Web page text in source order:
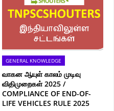
GENERAL KNOWLEDGE
வாகன ஆயுள் காலம் முடிவு
விதிமுறைகள் 2025 /
COMPLIANCE OF END-OF-
LIFE VEHICLES RULE 2025